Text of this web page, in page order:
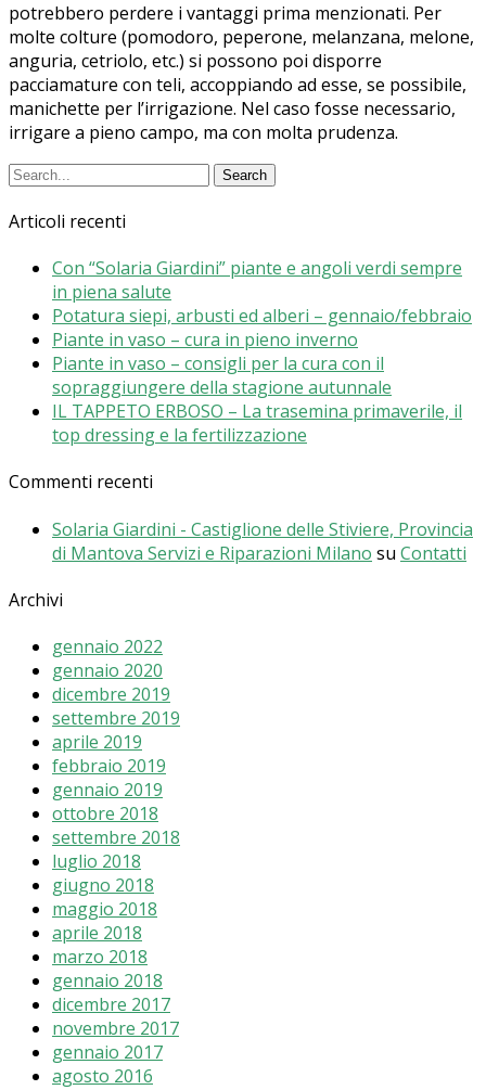
potrebbero perdere i vantaggi prima menzionati. Per
molte colture (pomodoro, peperone, melanzana, melone,
anguria, cetriolo, etc.) si possono poi disporre
pacciamature con teli, accoppiando ad esse, se possibile,
manichette per l’irrigazione. Nel caso fosse necessario,
irrigare a pieno campo, ma con molta prudenza.
Articoli recenti
Con “Solaria Giardini” piante e angoli verdi sempre
in piena salute
Potatura siepi, arbusti ed alberi – gennaio/febbraio
Piante in vaso – cura in pieno inverno
Piante in vaso – consigli per la cura con il
sopraggiungere della stagione autunnale
IL TAPPETO ERBOSO – La trasemina primaverile, il
top dressing e la fertilizzazione
Commenti recenti
Solaria Giardini - Castiglione delle Stiviere, Provincia
di Mantova Servizi e Riparazioni Milano su Contatti
Archivi
gennaio 2022
gennaio 2020
dicembre 2019
settembre 2019
aprile 2019
febbraio 2019
gennaio 2019
ottobre 2018
settembre 2018
luglio 2018
giugno 2018
maggio 2018
aprile 2018
marzo 2018
gennaio 2018
dicembre 2017
novembre 2017
gennaio 2017
agosto 2016